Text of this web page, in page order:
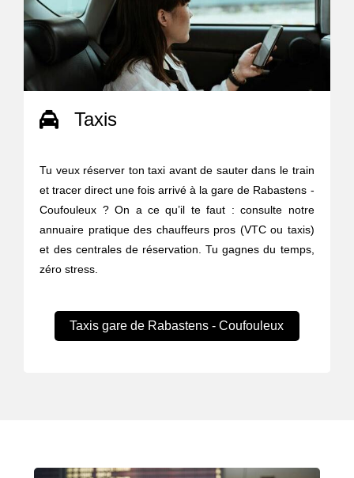
Taxis
Tu veux réserver ton taxi avant de sauter dans le train
et tracer direct une fois arrivé à la gare de Rabastens -
Coufouleux ? On a ce qu’il te faut : consulte notre
annuaire pratique des chauffeurs pros (VTC ou taxis)
et des centrales de réservation. Tu gagnes du temps,
zéro stress.
Taxis gare de Rabastens - Coufouleux